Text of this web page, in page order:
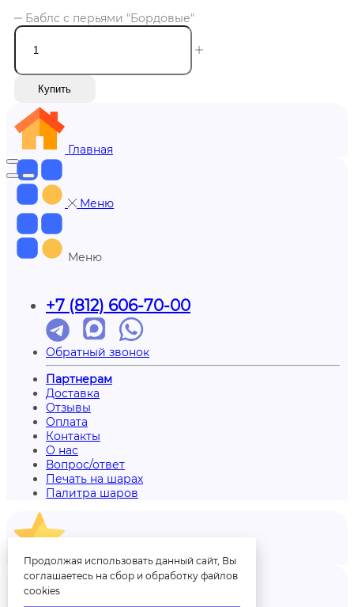
Баблс с перьями "Бордовые"
Купить
Главная
Меню
Меню
+7 (812) 606-70-00
Обратный звонок
Партнерам
Доставка
Отзывы
Оплата
Контакты
О нас
Вопрос/ответ
Печать на шарах
Палитра шаров
Отзывы
Продолжая использовать данный сайт, Вы
соглашаетесь на сбор и обработку файлов
cookies